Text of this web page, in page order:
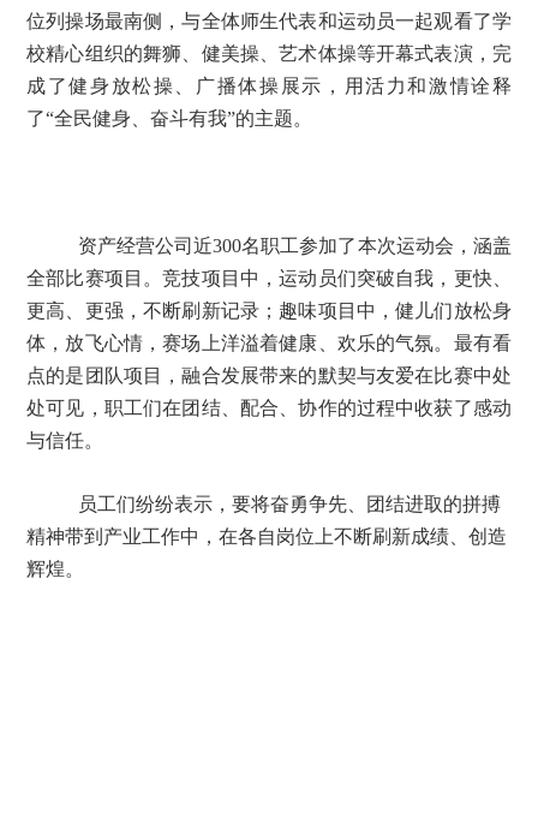
位列操场最南侧，与全体师生代表和运动员一起观看了学
校精心组织的舞狮、健美操、艺术体操等开幕式表演，完
成了健身放松操、广播体操展示，用活力和激情诠释
了“全民健身、奋斗有我”的主题。
资产经营公司近300名职工参加了本次运动会，涵盖
全部比赛项目。竞技项目中，运动员们突破自我，更快、
更高、更强，不断刷新记录；趣味项目中，健儿们放松身
体，放飞心情，赛场上洋溢着健康、欢乐的气氛。最有看
点的是团队项目，融合发展带来的默契与友爱在比赛中处
处可见，职工们在团结、配合、协作的过程中收获了感动
与信任。
员工们纷纷表示，要将奋勇争先、团结进取的拼搏
精神带到产业工作中，在各自岗位上不断刷新成绩、创造
辉煌。